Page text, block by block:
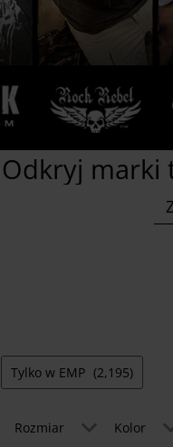
Odkryj marki
Tylko w EMP (2,195)
Rozmiar Kolor